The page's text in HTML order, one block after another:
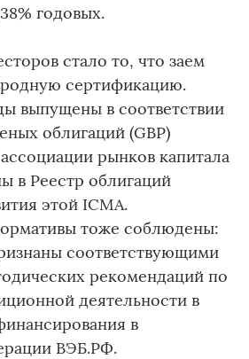
годовых.
стало то, что заем
сертификацию.
выпущены в соответствии
облигаций (GBP)
рынков капитала
в Реестр облигаций
этой ICMA.
тоже соблюдены:
соответствующими
рекомендаций по
деятельности в
в
ВЭБ.РФ.